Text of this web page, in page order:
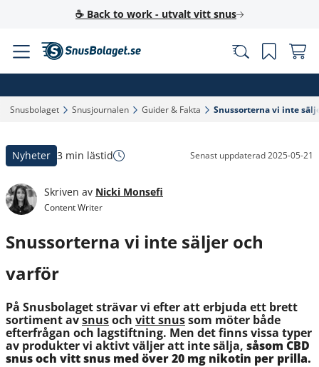
☕ Back to work - utvalt vitt snus
Snusbolaget‎ Snusjournalen‎ Guider & Fakta‎ Snussorterna vi inte
Nyheter 3 min lästid Senast uppdaterad2025-05-21
Skriven av Nicki Monsefi
Content Writer
Snussorterna vi inte säljer och
varför
På Snusbolaget strävar vi efter att erbjuda ett brett
sortiment avsnusoch vitt snussom möter både
efterfrågan och lagstiftning. Men det finns vissa typer
av produkter vi aktivt väljer att inte sälja, såsom CBD
snus och vitt snus med över 20 mg nikotin per prilla.